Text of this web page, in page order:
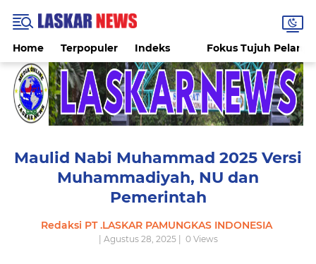
Home Terpopuler Indeks Fokus Tujuh
Maulid Nabi Muhammad 2025 Versi
Muhammadiyah, NU dan
Pemerintah
Redaksi PT .LASKAR PAMUNGKAS INDONESIA
| Agustus 28, 2025 | 0Views